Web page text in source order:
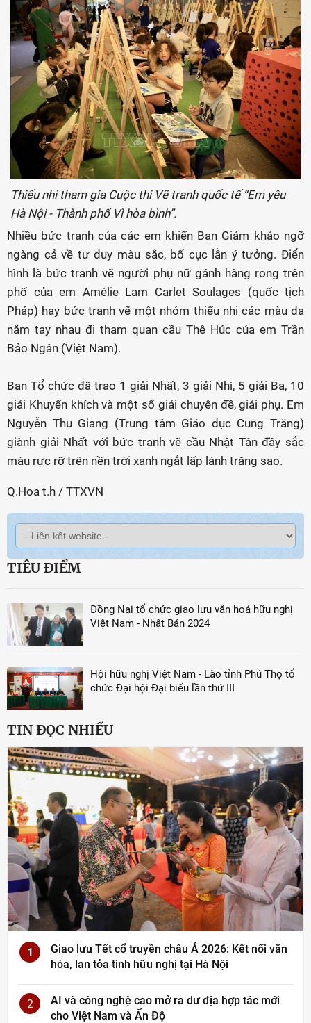
Thiếu nhi tham gia Cuộc thi Vẽ tranh quốc tế “Em yêu
Hà Nội - Thành phố Vì hòa bình”.
Nhiều bức tranh của các em khiến Ban Giám khảo ngỡ
ngàng cả về tư duy màu sắc, bố cục lẫn ý tưởng. Điển
hình là bức tranh vẽ người phụ nữ gánh hàng rong trên
phố của em Amélie Lam Carlet Soulages (quốc tịch
Pháp) hay bức tranh vẽ một nhóm thiếu nhi các màu da
nắm tay nhau đi tham quan cầu Thê Húc của em Trần
Bảo Ngân (Việt Nam).
Ban Tổ chức đã trao 1 giải Nhất, 3 giải Nhì, 5 giải Ba, 10
giải Khuyến khích và một số giải chuyên đề, giải phụ. Em
Nguyễn Thu Giang (Trung tâm Giáo dục Cung Trăng)
giành giải Nhất với bức tranh vẽ cầu Nhật Tân đầy sắc
màu rực rỡ trên nền trời xanh ngắt lấp lánh trăng sao.
Q.Hoa t.h / TTXVN
TIÊU ĐIỂM
Đồng Nai tổ chức giao lưu văn hoá hữu nghị
Việt Nam - Nhật Bản 2024
Hội hữu nghị Việt Nam - Lào tỉnh Phú Thọ tổ
chức Đại hội Đại biểu lần thứ III
TIN ĐỌC NHIỀU
1
Giao lưu Tết cổ truyền châu Á 2026: Kết nối văn
hóa, lan tỏa tình hữu nghị tại Hà Nội
2
AI và công nghệ cao mở ra dư địa hợp tác mới
cho Việt Nam và Ấn Độ